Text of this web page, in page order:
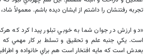
تجربه رفتنشان را داشتم از ايشان ديده باشم. معمولاً
«دو ارزش در جوان شما به خوبي تبلور پيدا كرد كه
است. يكي جنبه علم و تحقيق و تسلط بر كار مهمي
بعدش است كه مايه افتخار است هم براي خانواده و